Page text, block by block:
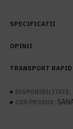
SPECIFICATII
OPINII
TRANSPORT RAPID
DISPONIBILITATE:
COD PRODUS: